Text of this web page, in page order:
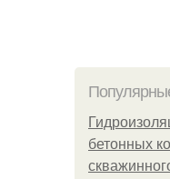
бетонных